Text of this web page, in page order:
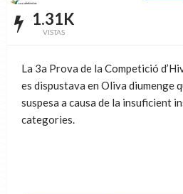
1.31K
VISTAS
La 3a Prova de la Competició
es dispustava en Oliva diumenge
suspesa a causa de la insuficient
categories.